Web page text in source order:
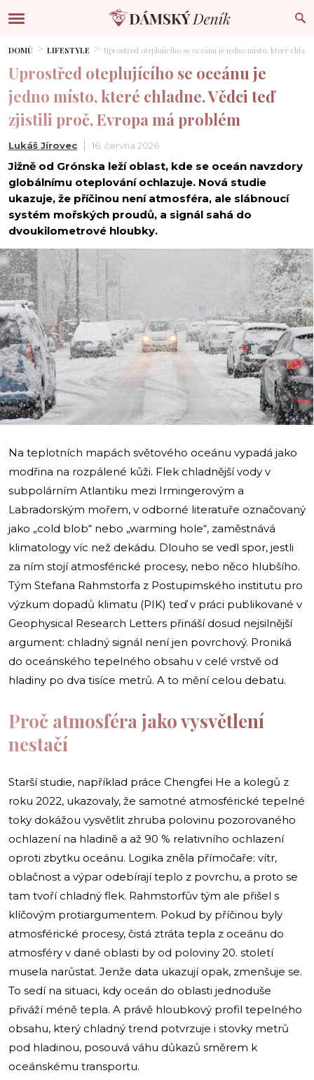
DOMŮ LIFESTYLE Uprostřed oteplujícího se oceánu je jedno místo, které
Uprostřed oteplujícího se oceánu je
jedno místo, které chladne. Vědci teď
zjistili proč, Evropa má problém
Lukáš Jírovec 16. června 2026
Jižně od Grónska leží oblast, kde se oceán navzdory
globálnímu oteplování ochlazuje. Nová studie
ukazuje, že příčinou není atmosféra, ale slábnoucí
systém mořských proudů, a signál sahá do
dvoukilometrové hloubky.
i
Na teplotních mapách světového oceánu vypadá jako
modřina na rozpálené kůži. Flek chladnější vody v
subpolárním Atlantiku mezi Irmingerovým a
Labradorským mořem, v odborné literatuře označovaný
jako „cold blob“ nebo „warming hole“, zaměstnává
klimatology víc než dekádu. Dlouho se vedl spor, jestli
za ním stojí atmosférické procesy, nebo něco hlubšího.
Tým Stefana Rahmstorfa z Postupimského institutu pro
výzkum dopadů klimatu (PIK) teď v práci publikované v
Geophysical Research Letters přináší dosud nejsilnější
argument: chladný signál není jen povrchový. Proniká
do oceánského tepelného obsahu v celé vrstvě od
hladiny po dva tisíce metrů. A to mění celou debatu.
Proč atmosféra jako vysvětlení
nestačí
Starší studie, například práce Chengfei He a kolegů z
roku 2022, ukazovaly, že samotné atmosférické tepelné
toky dokážou vysvětlit zhruba polovinu pozorovaného
ochlazení na hladině a až 90 % relativního ochlazení
oproti zbytku oceánu. Logika zněla přímočaře: vítr,
oblačnost a výpar odebírají teplo z povrchu, a proto se
tam tvoří chladný flek. Rahmstorfův tým ale přišel s
klíčovým protiargumentem. Pokud by příčinou byly
atmosférické procesy, čistá ztráta tepla z oceánu do
atmosféry v dané oblasti by od poloviny 20. století
musela narůstat. Jenže data ukazují opak, zmenšuje se.
To sedí na situaci, kdy oceán do oblasti jednoduše
přiváží méně tepla. A právě hloubkový profil tepelného
obsahu, který chladný trend potvrzuje i stovky metrů
pod hladinou, posouvá váhu důkazů směrem k
oceánskému transportu.